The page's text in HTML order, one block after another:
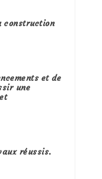
construction
et de
une
réussis.